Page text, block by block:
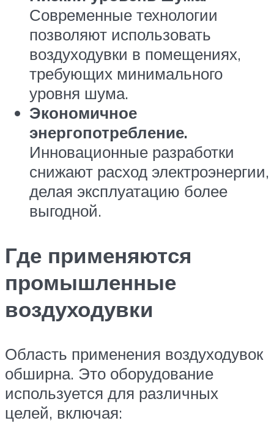
Современные технологии
позволяют использовать
воздуходувки в помещениях,
требующих минимального
уровня шума.
Экономичное
энергопотребление.
Инновационные разработки
снижают расход электроэнергии,
делая эксплуатацию более
выгодной.
Где применяются
промышленные
воздуходувки
Область применения воздуходувок
обширна. Это оборудование
используется для различных
целей, включая: